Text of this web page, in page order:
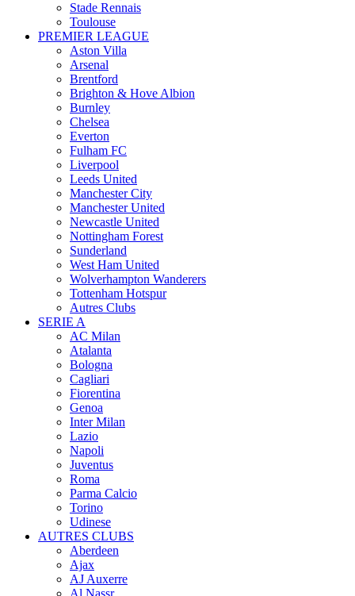
Stade Rennais
Toulouse
PREMIER LEAGUE
Aston Villa
Arsenal
Brentford
Brighton & Hove Albion
Burnley
Chelsea
Everton
Fulham FC
Liverpool
Leeds United
Manchester City
Manchester United
Newcastle United
Nottingham Forest
Sunderland
West Ham United
Wolverhampton Wanderers
Tottenham Hotspur
Autres Clubs
SERIE A
AC Milan
Atalanta
Bologna
Cagliari
Fiorentina
Genoa
Inter Milan
Lazio
Napoli
Juventus
Roma
Parma Calcio
Torino
Udinese
AUTRES CLUBS
Aberdeen
Ajax
AJ Auxerre